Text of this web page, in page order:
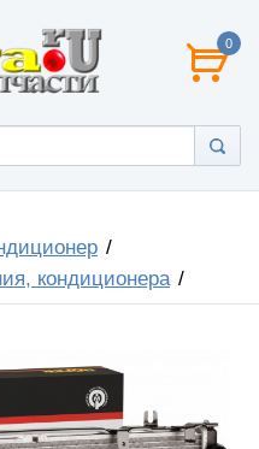
0
кондиционера